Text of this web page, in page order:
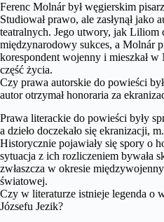
Ferenc Molnár był węgierskim
Studiował prawo, ale zasłynął jako
teatralnych. Jego utwory, jak Liliom
międzynarodowy sukces, a Molnár
korespondent wojenny i mieszkał
część życia.
Czy prawa autorskie do powieści
autor otrzymał honoraria za
Prawa literackie do powieści były
a dzieło doczekało się ekranizacji,
Historycznie pojawiały się spory o
sytuacja z ich rozliczeniem bywała
zwłaszcza w okresie
światowej.
Czy w literaturze istnieje legenda o
Józsefu Jezik?